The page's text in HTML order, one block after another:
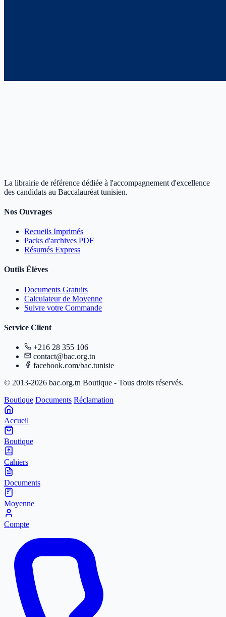
La librairie de référence dédiée à l'accompagnement d'excellence
des candidats au Baccalauréat tunisien.
Nos Ouvrages
Recueils Imprimés
Packs d'archives PDF
Résumés Express
Outils Élèves
Documents Gratuits
Calculateur de Moyenne
Suivre votre Commande
Service Client
+216 28 355 106
contact@bac.org.tn
facebook.com/bac.tunisie
© 2013-2026 bac.org.tn Boutique - Tous droits réservés.
Boutique Documents Réclamation
Accueil
Boutique
Cahiers
Documents
Moyenne
Compte